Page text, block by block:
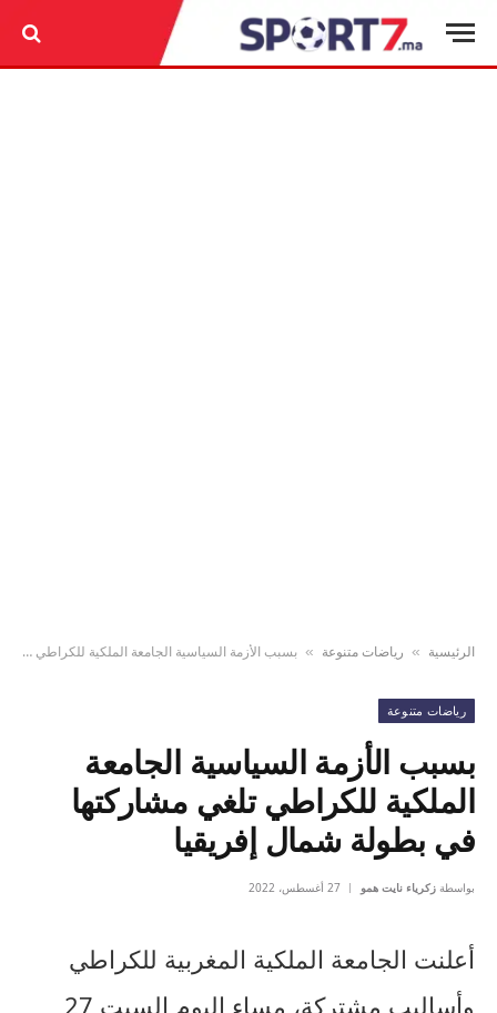
الرئيسية » رياضات متنوعة » بسبب الأزمة السياسية الجامعة الملكية للكراطي تلغي مشاركتها في بطولة شمال إفريقيا
رياضات متنوعة
بسبب الأزمة السياسية الجامعة
الملكية للكراطي تلغي مشاركتها
في بطولة شمال إفريقيا
بواسطة زكرياء نايت همو 27 أغسطس، 2022
أعلنت الجامعة الملكية المغربية للكراطي
وأساليب مشتركة، مساء اليوم السبت 27